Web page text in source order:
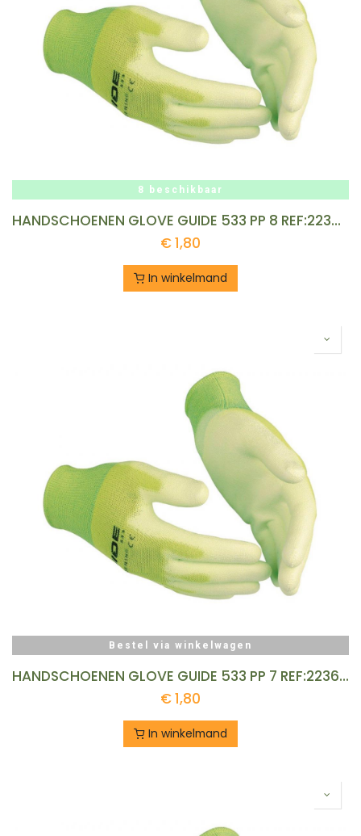
8 beschikbaar
HANDSCHOENEN GLOVE GUIDE 533 PP 8 REF:223602418 GUIDE
€1,80
In winkelmand
Bestel via winkelwagen
HANDSCHOENEN GLOVE GUIDE 533 PP 7 REF:223602400 GUIDE
€1,80
In winkelmand